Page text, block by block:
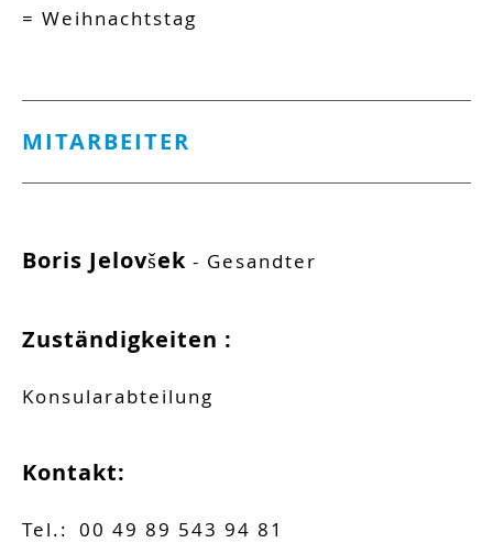
= Weihnachtstag
MITARBEITER
Boris Jelovšek - Gesandter
Zuständigkeiten :
Konsularabteilung
Kontakt:
Tel.: 00 49 89 543 94 81